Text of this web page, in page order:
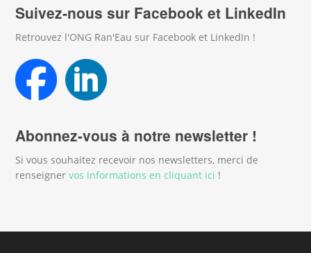
Suivez-nous sur Facebook et LinkedIn
Retrouvez l'ONG Ran'Eau sur Facebook et LinkedIn !
Abonnez-vous à notre newsletter !
Si vous souhaitez recevoir nos newsletters, merci de
renseignervos informations en cliquant ici !